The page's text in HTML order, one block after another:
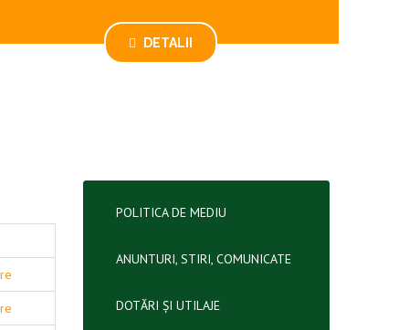
DETALII
POLITICA DE MEDIU
ANUNTURI, STIRI, COMUNICATE
DOTĂRI ȘI UTILAJE